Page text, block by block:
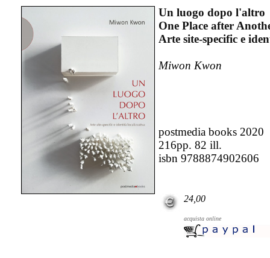
Un luogo dopo l'altro
One Place after
Arte site-specific e
Miwon Kwon
postmedia books 2020
216pp. 82 ill.
isbn 9788874902606
24,00
acquista online